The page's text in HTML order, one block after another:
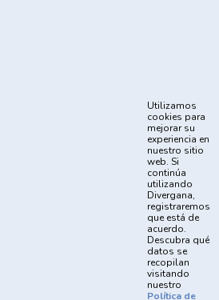
Utilizamos
cookies para
mejorar su
experiencia en
nuestro sitio
web. Si
continúa
utilizando
Divergana,
registraremos
que está de
acuerdo.
Descubra qué
datos se
recopilan
visitando
nuestro
Política de
Institucional
Cómo apostar
Términos y
Condiciones
Prohibido el registro y las
años
El juego está prohibido a menores de 18